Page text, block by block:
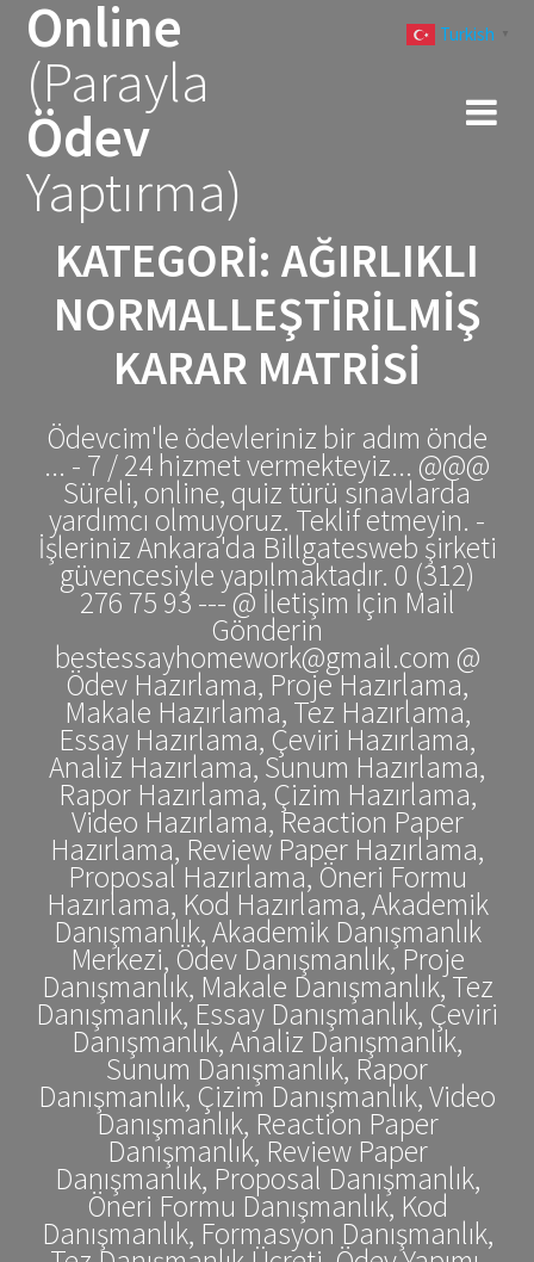
Online
(Parayla
Ödev
Yaptırma)
KATEGORI: AĞIRLIKLI
NORMALLEŞTIRILMIŞ
KARAR MATRISI
Ödevcim'le ödevleriniz bir adım önde
... - 7 / 24 hizmet vermekteyiz... @@@
Süreli, online, quiz türü sınavlarda
yardımcı olmuyoruz. Teklif etmeyin. -
İşleriniz Ankara'da Billgatesweb şirketi
güvencesiyle yapılmaktadır. 0 (312)
276 75 93 --- @ İletişim İçin Mail
Gönderin
bestessayhomework@gmail.com @
Ödev Hazırlama, Proje Hazırlama,
Makale Hazırlama, Tez Hazırlama,
Essay Hazırlama, Çeviri Hazırlama,
Analiz Hazırlama, Sunum Hazırlama,
Rapor Hazırlama, Çizim Hazırlama,
Video Hazırlama, Reaction Paper
Hazırlama, Review Paper Hazırlama,
Proposal Hazırlama, Öneri Formu
Hazırlama, Kod Hazırlama, Akademik
Danışmanlık, Akademik Danışmanlık
Merkezi, Ödev Danışmanlık, Proje
Danışmanlık, Makale Danışmanlık, Tez
Danışmanlık, Essay Danışmanlık, Çeviri
Danışmanlık, Analiz Danışmanlık,
Sunum Danışmanlık, Rapor
Danışmanlık, Çizim Danışmanlık, Video
Danışmanlık, Reaction Paper
Danışmanlık, Review Paper
Danışmanlık, Proposal Danışmanlık,
Öneri Formu Danışmanlık, Kod
Danışmanlık, Formasyon Danışmanlık,
Turkish ▼